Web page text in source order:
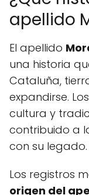
apellido
El apellido
una historia
Cataluña,
expandirse.
cultura y
contribuido a
con su legado.
Los registros
origen del